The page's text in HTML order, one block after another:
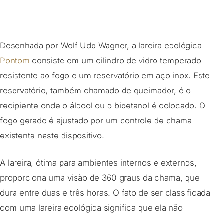
Desenhada por Wolf Udo Wagner, a lareira ecológica
Pontom consiste em um cilindro de vidro temperado
resistente ao fogo e um reservatório em aço inox. Este
reservatório, também chamado de queimador, é o
recipiente onde o álcool ou o bioetanol é colocado. O
fogo gerado é ajustado por um controle de chama
existente neste dispositivo.
A lareira, ótima para ambientes internos e externos,
proporciona uma visão de 360 graus da chama, que
dura entre duas e três horas. O fato de ser classificada
com uma lareira ecológica significa que ela não